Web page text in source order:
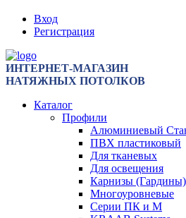
Вход
Регистрация
ИНТЕРНЕТ-МАГАЗИН
НАТЯЖНЫХ ПОТОЛКОВ
Каталог
Профили
Алюминиевый
ПВХ пластиковый
Для тканевых
Для освещения
Карнизы (Гардины)
Многоуровневые
Серии ПК и М